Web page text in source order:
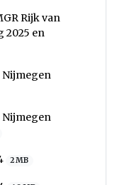
Rijk van
2025 en
Nijmegen
Nijmegen
2 MB